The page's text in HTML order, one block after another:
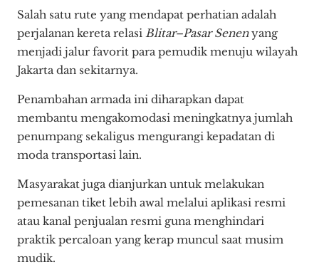
Salah satu rute yang mendapat perhatian adalah
perjalanan kereta relasi Blitar–Pasar Senenyang
menjadi jalur favorit para pemudik menuju wilayah
Jakarta dan sekitarnya.
Penambahan armada ini diharapkan dapat
membantu mengakomodasi meningkatnya jumlah
penumpang sekaligus mengurangi kepadatan di
moda transportasi lain.
Masyarakat juga dianjurkan untuk melakukan
pemesanan tiket lebih awal melalui aplikasi resmi
atau kanal penjualan resmi guna menghindari
praktik percaloan yang kerap muncul saat musim
mudik.